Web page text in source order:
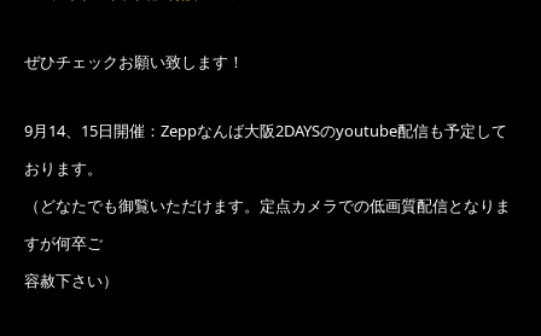
ぜひチェックお願い致します！
9月14、15日開催：Zeppなんば大阪2DAYSのyoutube配信も予定して
おります。
（どなたでも御覧いただけます。定点カメラでの低画質配信となりま
すが何卒ご
容赦下さい）